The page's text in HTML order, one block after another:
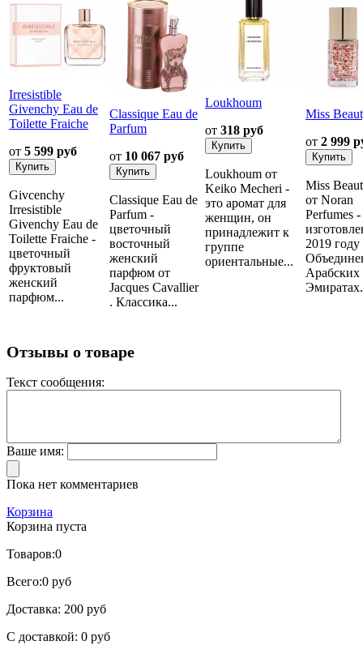
Irresistible
Givenchy Eau de
Toilette Fraiche
от 5 599 руб
Givcenchy
Irresistible
Givenchy Eau de
Toilette Fraiche -
цветочный
фруктовый
женский
парфюм...
Classique Eau de
Parfum
от 10 067 руб
Classique Eau de
Parfum -
цветочный
восточный
женский
парфюм от
Jacques Cavallier
. Классика...
Loukhoum
от 318 руб
Loukhoum от
Keiko Mecheri -
это аромат для
женщин, он
принадлежит к
группе
ориентальные...
Miss
от 2 999
Miss
от Noran
Perfumes -
2019 году
Арабских
Отзывы о товаре
Текст сообщения:
Ваше имя:
Пока нет комментариев
Корзина
Корзина пуста
Товаров:0
Всего:0 руб
Доставка: 200 руб
С доставкой: 0 руб